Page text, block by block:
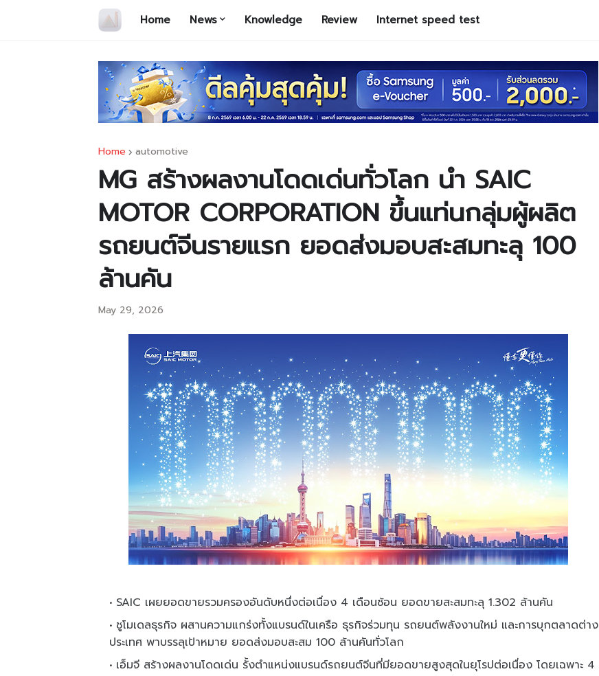
Home News Knowledge Review Internet speed test
Home automotive
MG สร้างผลงานโดดเด่นทั่วโลก นำ SAIC
MOTOR CORPORATION ขึ้นแท่นกลุ่มผู้ผลิต
รถยนต์จีนรายแรก ยอดส่งมอบสะสมทะลุ 100
ล้านคัน
May 29, 2026
SAIC เผยยอดขายรวมครองอันดับหนึ่งต่อเนื่อง 4 เดือนซ้อน ยอดขายสะสมทะลุ 1.302 ล้านคัน
ชูโมเดลธุรกิจ ผสานความแกร่งทั้งแบรนด์ในเครือ ธุรกิจร่วมทุน รถยนต์พลังงานใหม่ และการบุกตลาดต่าง
ประเทศ พาบรรลุเป้าหมาย ยอดส่งมอบสะสม 100 ล้านคันทั่วโลก
เอ็มจี สร้างผลงานโดดเด่น รั้งตำแหน่งแบรนด์รถยนต์จีนที่มียอดขายสูงสุดในยุโรปต่อเนื่อง โดยเฉพาะ 4